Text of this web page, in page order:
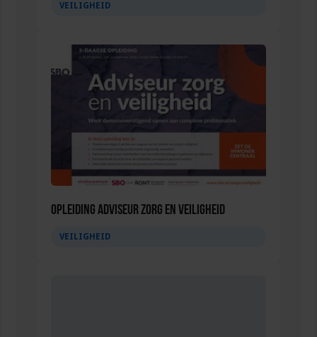
VEILIGHEID
Opleiding Adviseur zorg en veiligheid
VEILIGHEID